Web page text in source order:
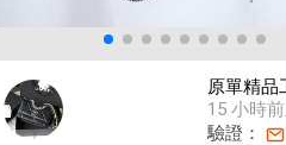
原單精品
15 小時
驗證：